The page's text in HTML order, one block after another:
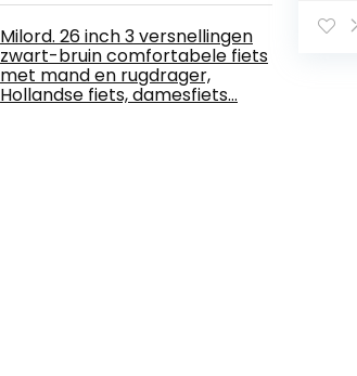
Milord. 26 inch 3 versnellingen
zwart-bruin comfortabele fiets
met mand en rugdrager,
Hollandse fiets, damesfiets…
bike,